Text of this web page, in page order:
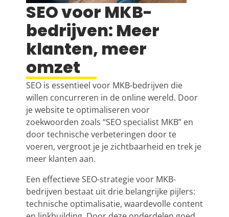
SEO voor MKB-
bedrijven: Meer
klanten, meer
omzet
SEO is essentieel voor MKB-bedrijven die
willen concurreren in de online wereld. Door
je website te optimaliseren voor
zoekwoorden zoals “SEO specialist MKB” en
door technische verbeteringen door te
voeren, vergroot je je zichtbaarheid en trek je
meer klanten aan.
Een effectieve SEO-strategie voor MKB-
bedrijven bestaat uit drie belangrijke pijlers:
technische optimalisatie, waardevolle content